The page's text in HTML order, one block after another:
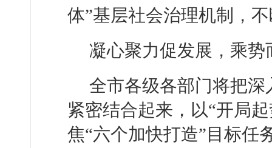
体”基层社会治理机制，
凝心聚力促发展，乘势
全市各级各部门将把深
紧密结合起来，以“开局
焦“六个加快打造”目标任